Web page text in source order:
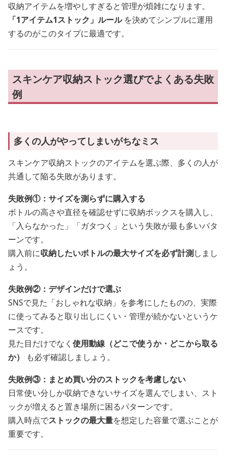
収納アイテムを増やしすぎると管理が煩雑になります。
「1アイテム1ストック」ルールを決めてシンプルに運用
するのがこのタイプに最適です。
スキンケア収納ストック選びでよくある失敗
例
多くの人がやってしまいがちなミス
スキンケア収納ストックのアイテムを選ぶ際、多くの人が
共通して陥る失敗があります。
失敗例①：サイズを測らずに購入する
ボトルの高さや直径を確認せずに収納ボックスを購入し、
「入らなかった」「ガタつく」という失敗が最も多いパタ
ーンです。
購入前に収納したいボトルの最大サイズを必ず計測しまし
ょう。
失敗例②：デザインだけで選ぶ
SNSで見た「おしゃれな収納」を参考にしたものの、実際
に使ってみると取り出しにくい・管理が続かないというケ
ースです。
見た目だけでなく 使用動線（どこで使うか・どこから取る
か）
も必ず確認しましょう。
失敗例③：まとめ買い分のストックを考慮しない
日常使い分しか収納できないサイズを選んでしまい、スト
ックが増えると置き場所に困るパターンです。
購入時点でストックの最大量を想定した容量で選ぶことが
重要です。